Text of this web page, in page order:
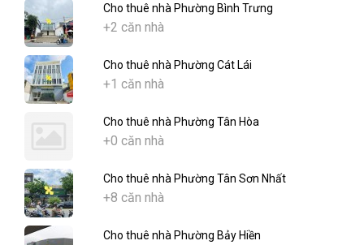
Cho thuê nhà Phường Bình Trưng
+2 căn nhà
Cho thuê nhà Phường Cát Lái
+1 căn nhà
Cho thuê nhà Phường Tân Hòa
+0 căn nhà
Cho thuê nhà Phường Tân Sơn Nhất
+8 căn nhà
Cho thuê nhà Phường Bảy Hiền